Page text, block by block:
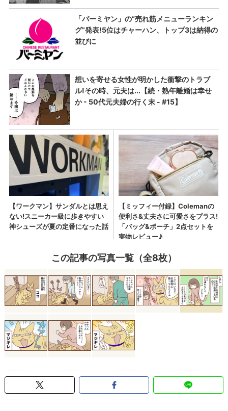
この記事の写真一覧（全8枚）